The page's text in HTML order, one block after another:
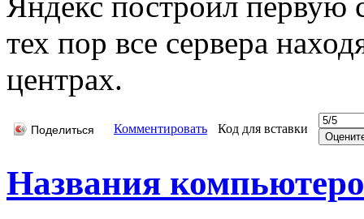
тех пор все сервера
центрах.
Поделиться Комментировать Код для вставки
Названия